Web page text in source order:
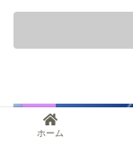
ホーム